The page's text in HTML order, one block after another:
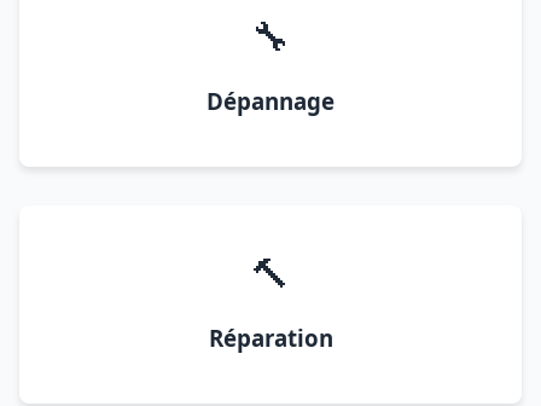
🔧
Dépannage
🔨
Réparation